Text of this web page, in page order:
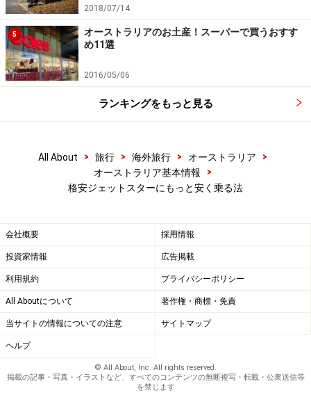
2018/07/14
5
オーストラリアのお土産！スーパーで買うおすす
め11選
2016/05/06
ランキングをもっと見る
All About > 旅行 > 海外旅行 > オーストラリア
>
オーストラリア基本情報
>
格安ジェットスターにもっと安く乗る法
会社概要 採用情報
投資家情報 広告掲載
利用規約 プライバシーポリシー
All Aboutについて 著作権・商標・免責
当サイトの情報についての注意 サイトマップ
ヘルプ
© All About, Inc. All rights reserved.
掲載の記事・写真・イラストなど、すべてのコンテンツの無断複写・転載・公衆送信等
を禁じます